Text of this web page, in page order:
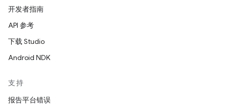
开发者指南
API 参考
下载 Studio
Android NDK
支持
报告平台错误